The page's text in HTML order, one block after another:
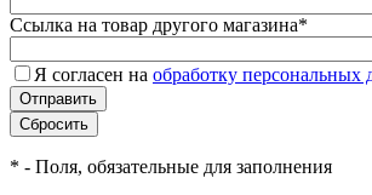
Ссылка на товар другого магазина*
Я согласен на обработку персональных
* - Поля, обязательные для заполнения